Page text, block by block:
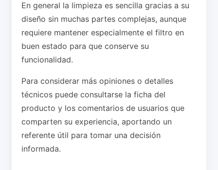
En general la limpieza es sencilla gracias a su
diseño sin muchas partes complejas, aunque
requiere mantener especialmente el filtro en
buen estado para que conserve su
funcionalidad.
Para considerar más opiniones o detalles
técnicos puede consultarse la ficha del
producto y los comentarios de usuarios que
comparten su experiencia, aportando un
referente útil para tomar una decisión
informada.